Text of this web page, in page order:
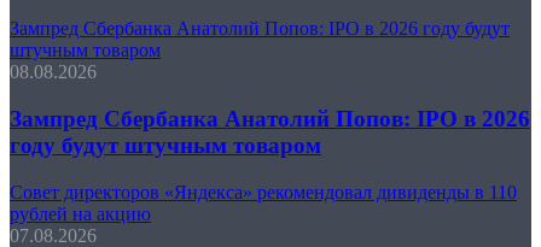
Зампред Сбербанка Анатолий Попов: IPO в 2026 году будут
штучным товаром
08.08.2026
Зампред Сбербанка Анатолий Попов: IPO в 2026
году будут штучным товаром
Совет директоров «Яндекса» рекомендовал дивиденды в 110
рублей на акцию
07.08.2026